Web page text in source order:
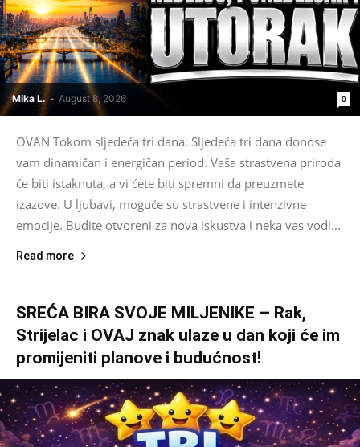
Mika L. - August 8, 2026 0
OVAN Tokom sljedeća tri dana: Sljedeća tri dana donose
vam dinamičan i energičan period. Vaša strastvena priroda
će biti istaknuta, a vi ćete biti spremni da preuzmete
izazove. U ljubavi, moguće su strastvene i intenzivne
emocije. Budite otvoreni za nova iskustva i neka vas vodi...
Read more
SREĆA BIRA SVOJE MILJENIKE – Rak,
Strijelac i OVAJ znak ulaze u dan koji će im
promijeniti planove i budućnost!